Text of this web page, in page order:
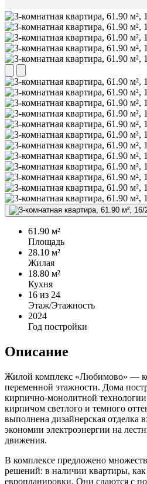
61.90 м²
Площадь
28.10 м²
Жилая
18.80 м²
Кухня
16 из 24
Этаж/Этажность
2024
Год постройки
Описание
Жилой комплекс «Любимово» —
переменной этажности. Дома
кирпично-монолитной
кирпичом светлого и темного
выполнена дизайнерская отделка
экономии электроэнергии на
движения.
В комплексе предложено
решений: в наличии квартиры, как
европланировки. Они сдаются с